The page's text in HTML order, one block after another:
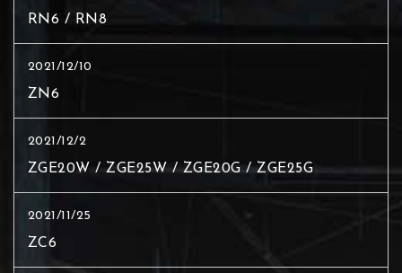
RN6 / RN8
2021/12/10
ZN6
2021/12/2
ZGE20W / ZGE25W / ZGE20G / ZGE25G
2021/11/25
ZC6